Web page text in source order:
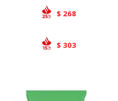
$ 268
$ 303